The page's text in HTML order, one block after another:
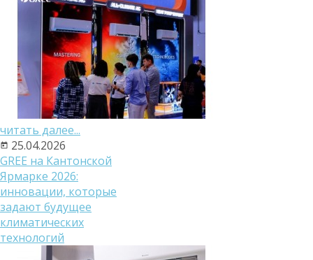
читать далее...
25.04.2026
GREE на Кантонской
Ярмарке 2026:
инновации, которые
задают будущее
климатических
технологий